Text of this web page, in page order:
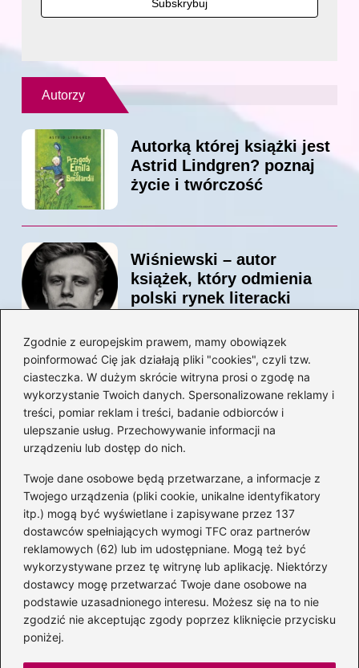
Zgodnie z europejskim prawem, mamy obowiązek
poinformować Cię jak działają pliki "cookies", czyli tzw.
ciasteczka. W dużym skrócie witryna prosi o zgodę na
wykorzystanie Twoich danych. Spersonalizowane reklamy i
treści, pomiar reklam i treści, badanie odbiorców i
ulepszanie usług. Przechowywanie informacji na
urządzeniu lub dostęp do nich.
Twoje dane osobowe będą przetwarzane, a informacje z
Twojego urządzenia (pliki cookie, unikalne identyfikatory
itp.) mogą być wyświetlane i zapisywane przez 137
dostawców spełniających wymogi TFC oraz partnerów
reklamowych (62) lub im udostępniane. Mogą też być
wykorzystywane przez tę witrynę lub aplikację. Niektórzy
dostawcy mogę przetwarzać Twoje dane osobowe na
podstawie uzasadnionego interesu. Możesz się na to nie
zgodzić nie akceptując zgody poprzez kliknięcie przycisku
poniżej.
Autorzy
Autorką której książki jest
Astrid Lindgren? poznaj
życie i twórczość
Wiśniewski – autor
książek, który odmienia
polski rynek literacki
Magiczne kulisy życia
autora książki o Kubusiu
Puchatku
Odkryj inne książki autora
„Jaś i Małgosia”, które
musisz przeczytać
Odkrywając magiczny
świat: jakie książki napisał